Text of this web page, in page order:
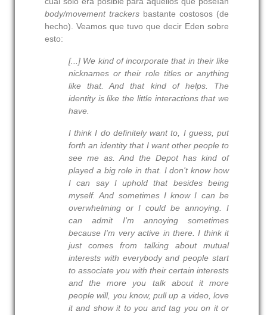
body/movement trackers bastante costosos (de
hecho). Veamos que tuvo que decir Eden sobre
esto:
[...] We kind of incorporate that in their like
nicknames or their role titles or anything
like that. And that kind of helps. The
identity is like the little interactions that we
have.
I think I do definitely want to, I guess, put
forth an identity that I want other people to
see me as. And the Depot has kind of
played a big role in that. I don't know how
I can say I uphold that besides being
myself. And sometimes I know I can be
overwhelming or I could be annoying. I
can admit I'm annoying sometimes
because I'm very active in there. I think it
just comes from talking about mutual
interests with everybody and people start
to associate you with their certain interests
and the more you talk about it more
people will, you know, pull up a video, love
it and show it to you and tag you on it or